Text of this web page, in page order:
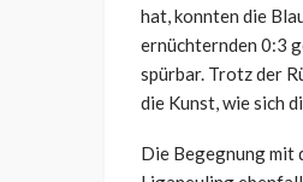
hat, konnten die
ernüchternden 0:3
spürbar. Trotz der
die Kunst, wie sich
Die Begegnung mit